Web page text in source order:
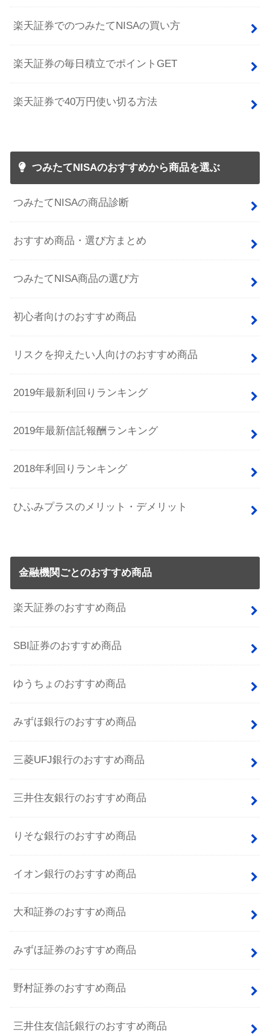
楽天証券でのつみたてNISAの買い方
楽天証券の毎日積立でポイントGET
楽天証券で40万円使い切る方法
つみたてNISAのおすすめから商品を選ぶ
つみたてNISAの商品診断
おすすめ商品・選び方まとめ
つみたてNISA商品の選び方
初心者向けのおすすめ商品
リスクを抑えたい人向けのおすすめ商品
2019年最新利回りランキング
2019年最新信託報酬ランキング
2018年利回りランキング
ひふみプラスのメリット・デメリット
金融機関ごとのおすすめ商品
楽天証券のおすすめ商品
SBI証券のおすすめ商品
ゆうちょのおすすめ商品
みずほ銀行のおすすめ商品
三菱UFJ銀行のおすすめ商品
三井住友銀行のおすすめ商品
りそな銀行のおすすめ商品
イオン銀行のおすすめ商品
大和証券のおすすめ商品
みずほ証券のおすすめ商品
野村証券のおすすめ商品
三井住友信託銀行のおすすめ商品